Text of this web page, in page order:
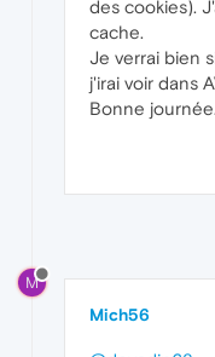
des cookies).
cache.
Je verrai bien
j'irai voir dans
Bonne journée.
M
Mich56